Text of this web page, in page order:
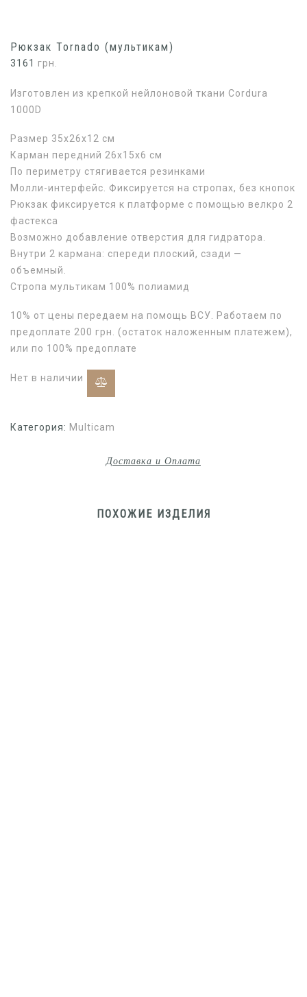
Рюкзак Tornado (мультикам)
3161 грн.
Изготовлен из крепкой нейлоновой ткани Cordura
1000D
Размер 35х26х12 см
Карман передний 26х15х6 см
По периметру стягивается резинками
Молли-интерфейс. Фиксируется на стропах, без кнопок
Рюкзак фиксируется к платформе с помощью велкро 2
фастекса
Возможно добавление отверстия для гидратора.
Внутри 2 кармана: спереди плоский, сзади —
объемный.
Стропа мультикам 100% полиамид
10% от цены передаем на помощь ВСУ. Работаем по
предоплате 200 грн. (остаток наложенным платежем),
или по 100% предоплате
Нет в наличии
Категория: Multicam
Доставка и Оплата
ПОХОЖИЕ ИЗДЕЛИЯ